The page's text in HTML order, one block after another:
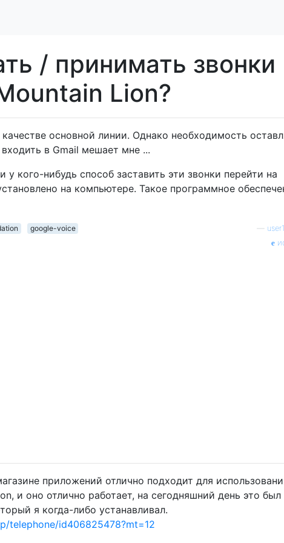
/ принимать звонки
Lion?
основной линии. Однако необходимость
в Gmail мешает мне ...
у кого-нибудь способ заставить эти звонки перейти на
на компьютере. Такое программное
google-voice
приложений отлично подходит для
и оно отлично работает, на сегодняшний день это был
я когда-либо устанавливал.
telephone/id406825478?mt=12